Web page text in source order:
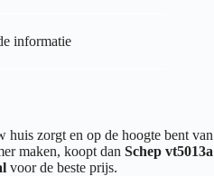
informatie
zorgt en op de hoogte bent van
maken, koopt dan Schep vt5013a
voor de beste prijs.